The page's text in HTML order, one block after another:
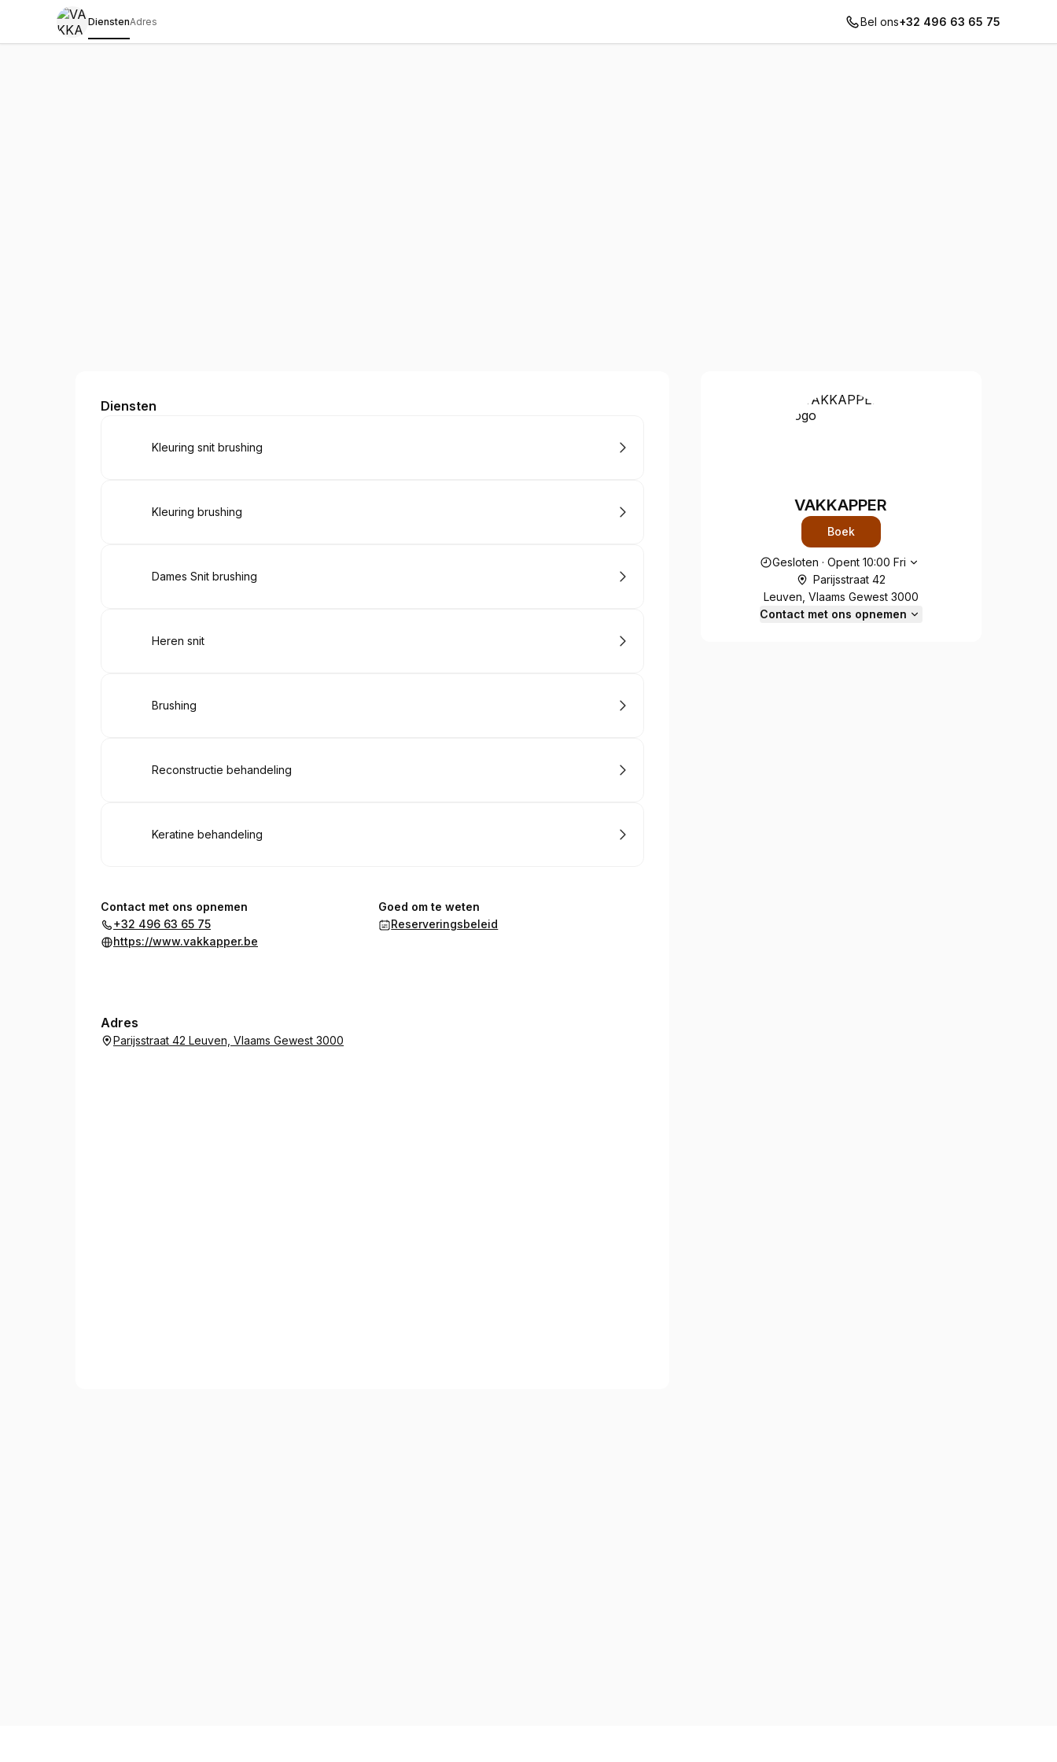
DienstenAdres Bel ons+32 496 63 65 75
VAKKAPPER
Diensten
Boek
Kleuring snit brushing
Boek
Kleuring brushing
Boek
Dames Snit brushing
Boek
Heren snit
Boek
Brushing
Boek
Reconstructie behandeling
Boek
Keratine behandeling
Contact met ons opnemen
+32 496 63 65 75
https://www.vakkapper.be
Goed om te weten
Reserveringsbeleid
Adres
Parijsstraat 42 Leuven, Vlaams Gewest 3000
VAKKAPPER
Boek
Openingstijden
Gesloten ·Opent 10:00 Fri
Parijsstraat 42
Leuven, Vlaams Gewest 3000
Contact met ons opnemen